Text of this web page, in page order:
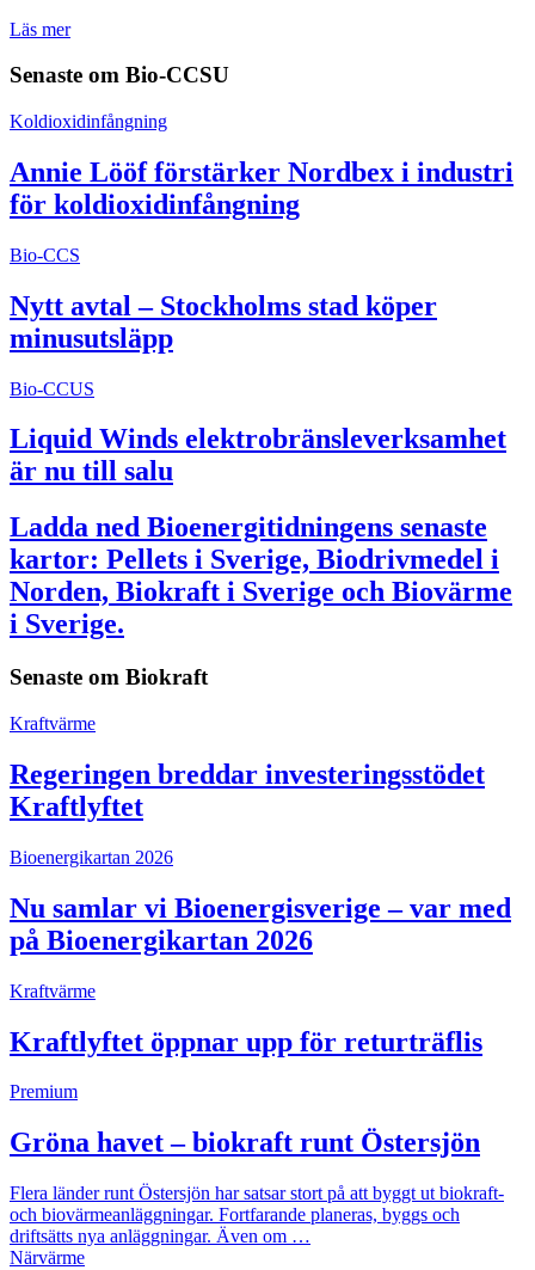
Läs mer
Senaste om Bio-CCSU
Koldioxidinfångning
Annie Lööf förstärker Nordbex i industri
för koldioxidinfångning
Bio-CCS
Nytt avtal – Stockholms stad köper
minusutsläpp
Bio-CCUS
Liquid Winds elektrobränsleverksamhet
är nu till salu
Ladda ned Bioenergitidningens senaste
kartor: Pellets i Sverige, Biodrivmedel i
Norden, Biokraft i Sverige och Biovärme
i Sverige.
Senaste om Biokraft
Kraftvärme
Regeringen breddar investeringsstödet
Kraftlyftet
Bioenergikartan 2026
Nu samlar vi Bioenergisverige – var med
på Bioenergikartan 2026
Kraftvärme
Kraftlyftet öppnar upp för returträflis
Premium
Gröna havet – biokraft runt Östersjön
Flera länder runt Östersjön har satsar stort på att byggt ut biokraft-
och biovärmeanläggningar. Fortfarande planeras, byggs och
driftsätts nya anläggningar. Även om …
Närvärme